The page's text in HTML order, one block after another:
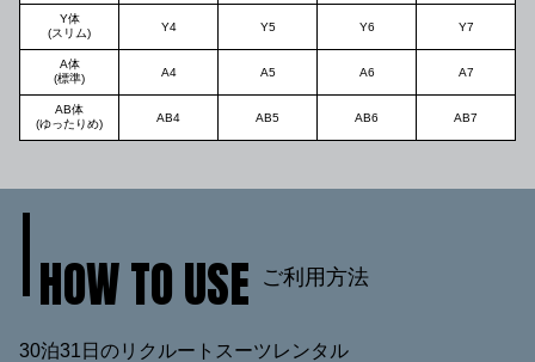
Y体
(スリム)
Y4 Y5 Y6 Y7
A体
(標準)
A4 A5 A6 A7
AB体
(ゆったりめ)
AB4 AB5 AB6 AB7
HOW TO USE ご利用方法
30泊31日のリクルートスーツレンタル